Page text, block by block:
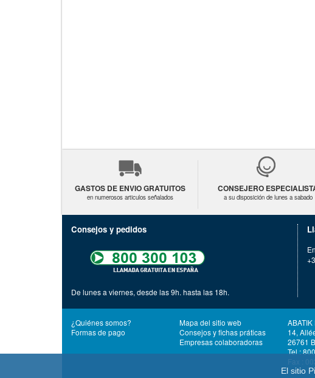
GASTOS DE ENVIO GRATUITOS
en numerosos articulos señalados
CONSEJERO
a su disposición de lunes a sabado
Consejos y pedidos
De lunes a viernes, desde las 9h. hasta las 18h.
¿Quiénes somos?
Formas de pago
Mapa del sitio web
Consejos y fichas práticas
Empresas colaboradoras
14,
26761
Tel :
Fax :
El sitio